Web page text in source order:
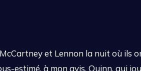
et Lennon la nuit où ils
estimé, à mon avis. Quinn, qui